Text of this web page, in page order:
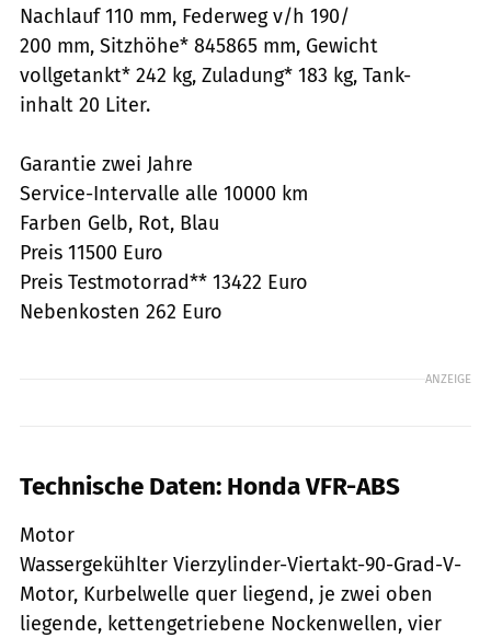
Nachlauf 110 mm, Federweg v/h 190/
200 mm, Sitzhöhe* 845865 mm, Gewicht
vollgetankt* 242 kg, Zuladung* 183 kg, Tank-
inhalt 20 Liter.
Garantie zwei Jahre
Service-Intervalle alle 10000 km
Farben Gelb, Rot, Blau
Preis 11500 Euro
Preis Testmotorrad** 13422 Euro
Nebenkosten 262 Euro
ANZEIGE
Technische Daten: Honda VFR-ABS
Motor
Wassergekühlter Vierzylinder-Viertakt-90-Grad-V-
Motor, Kurbelwelle quer liegend, je zwei oben
liegende, kettengetriebene Nockenwellen, vier